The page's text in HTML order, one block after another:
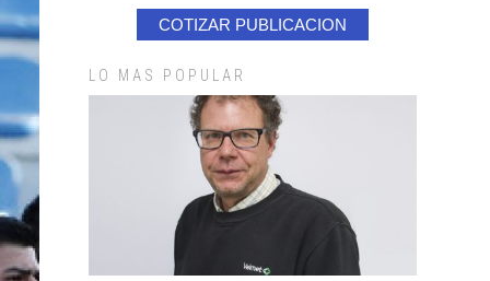
COTIZAR PUBLICACION
LO MAS POPULAR